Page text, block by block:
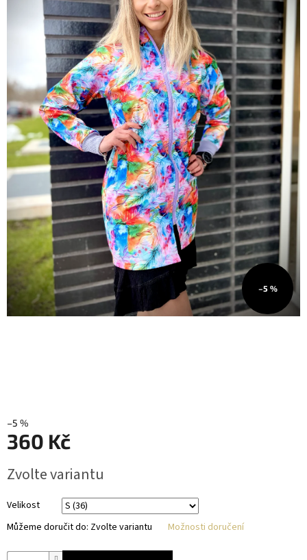
Přihlášení
–5 %
–5 %
360 Kč
cena:
Zvolte variantu
Velikost
Můžeme doručit do: Zvolte variantu Možnosti doručení